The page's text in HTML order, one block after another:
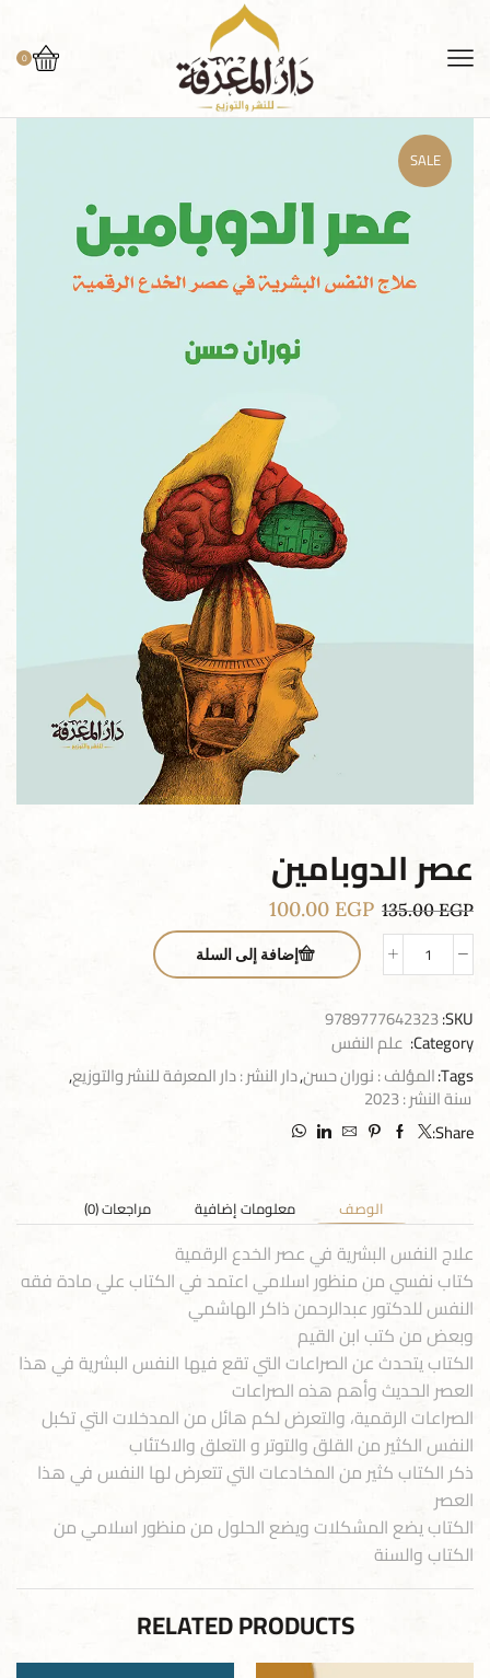
0
SALE
عصر الدوبامين
135.00EGP
100.00 EGP
إضافة إلى السلة
SKU:
9789777642323
Category: علم النفس
Tags: المؤلف : نوران حسن,دار النشر : دار المعرفة للنشر والتوزيع,
سنة النشر : 2023
Share:
الوصف معلومات إضافية مراجعات (0)
علاج النفس البشرية في عصر الخدع الرقمية
كتاب نفسي من منظور اسلامي اعتمد في الكتاب علي مادة فقه
النفس للدكتور عبدالرحمن ذاكر الهاشمي
وبعض من كتب ابن القيم
الكتاب يتحدث عن الصراعات التي تقع فيها النفس البشرية في هذا
العصر الحديث وأهم هذه الصراعات
الصراعات الرقمية، والتعرض لكم هائل من المدخلات التي تكبل
النفس الكثير من القلق والتوتر و التعلق والاكتئاب
ذكر الكتاب كثير من المخادعات التي تتعرض لها النفس في هذا
العصر
الكتاب يضع المشكلات ويضع الحلول من منظور اسلامي من
الكتاب والسنة
RELATED PRODUCTS